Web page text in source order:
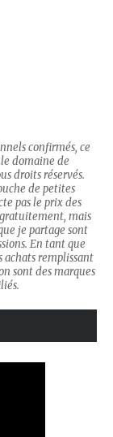
confirmés, ce
domaine de
droits réservés.
de petites
pas le prix des
mais
je partage sont
En tant que
achats remplissant
sont des marques